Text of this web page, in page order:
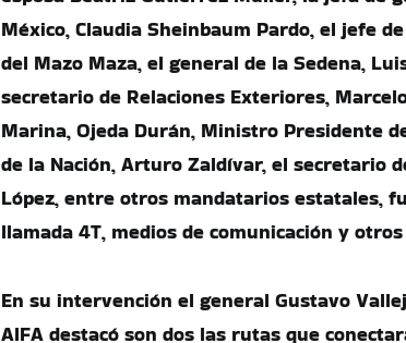
México, Claudia Sheinbaum Pardo, el jefe
del Mazo Maza, el general de la Sedena,
secretario de Relaciones Exteriores,
Marina, Ojeda Durán, Ministro Presidente
de la Nación, Arturo Zaldívar, el secretario
López, entre otros mandatarios estatales,
llamada 4T, medios de comunicación y
En su intervención el general Gustavo
AIFA destacó son dos las rutas que